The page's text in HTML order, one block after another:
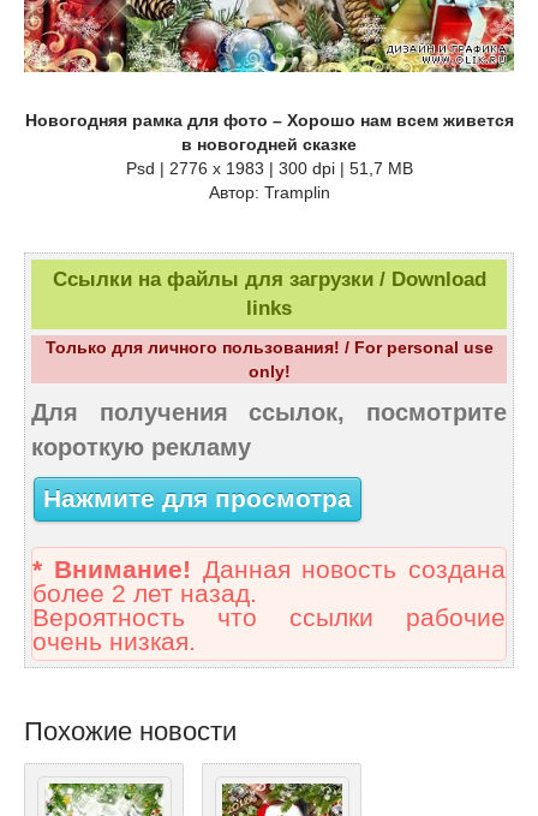
Новогодняя рамка для фото – Хорошо нам всем живется
в новогодней сказке
Psd | 2776 x 1983 | 300 dpi | 51,7 MB
Автор: Tramplin
Ссылки на файлы для загрузки / Download
links
Только для личного пользования! / For personal use
only!
Для получения ссылок, посмотрите
короткую рекламу
Нажмите для просмотра
* Внимание! Данная новость создана
более 2 лет назад.
Вероятность что ссылки рабочие
очень низкая.
Похожие новости